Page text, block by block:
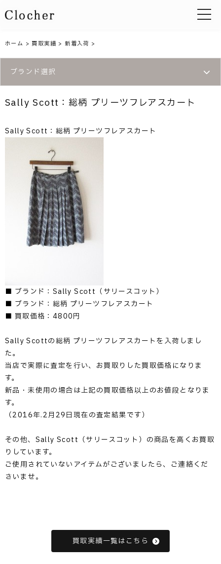
toggle
ホーム >買取実績 > 新着入荷 >
ブランド選択
Sally Scott：総柄 プリーツフレアスカート
Sally Scott：総柄 プリーツフレアスカート
■ ブランド：Sally Scott（サリースコット）
■ ブランド：総柄 プリーツフレアスカート
■ 買取価格：4800円
Sally Scottの総柄 プリーツフレアスカートを入荷しまし
た。
当店で実際に査定を行い、お買取りした買取価格になりま
す。
新品・未使用の場合は上記の買取価格以上のお値段となりま
す。
（2016年.2月29日現在の査定結果です）
その他、Sally Scott（サリースコット）の商品を高くお買取
りしています。
ご使用されていないアイテムがございましたら、ご連絡くだ
さいませ。
買取実績一覧はこちら